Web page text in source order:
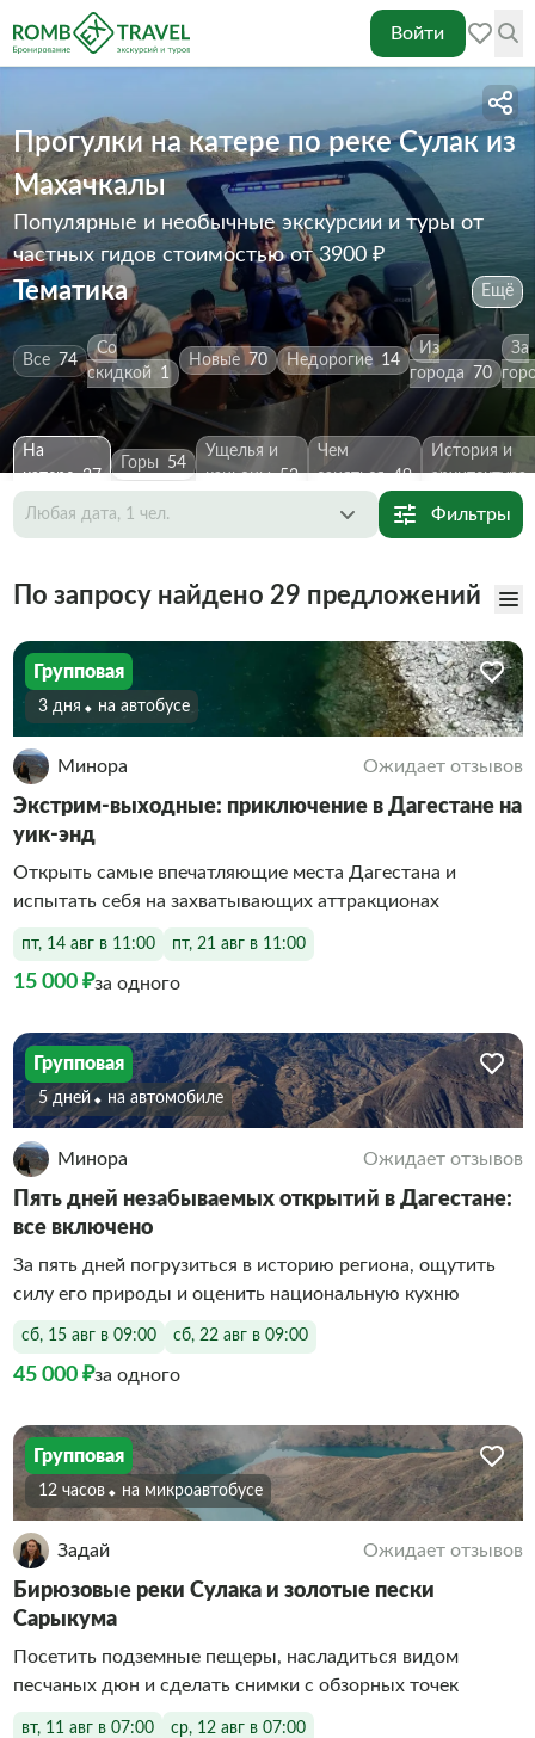
Войти
Прогулки на катере по реке Сулак из
Махачкалы
Популярные и необычные экскурсии и туры от
частных гидов стоимостью от 3900 ₽
Тематика Ещё
Все 74
Со
скидкой
1
Новые 70 Недорогие 14
Из
города
70
За
На
катере 27
Горы 54
Ущелья и
каньоны 52
Чем
заняться 49
История и
архитектура
Любая дата, 1 чел. Фильтры
По запросу найдено 29 предложений
Групповая
3 дня На автобусе
Минора Ожидает отзывов
Экстрим-выходные: приключение в Дагестане на
уик-энд
Открыть самые впечатляющие места Дагестана и
испытать себя на захватывающих аттракционах
пт, 14 авг в 11:00 пт, 21 авг в 11:00
15 000 ₽за одного
Групповая
5 дней На автомобиле
Минора Ожидает отзывов
Пять дней незабываемых открытий в Дагестане:
все включено
За пять дней погрузиться в историю региона, ощутить
силу его природы и оценить национальную кухню
сб, 15 авг в 09:00 сб, 22 авг в 09:00
45 000 ₽за одного
Групповая
12 часов На микроавтобусе
Задай Ожидает отзывов
Бирюзовые реки Сулака и золотые пески
Сарыкума
Посетить подземные пещеры, насладиться видом
песчаных дюн и сделать снимки с обзорных точек
вт, 11 авг в 07:00 ср, 12 авг в 07:00